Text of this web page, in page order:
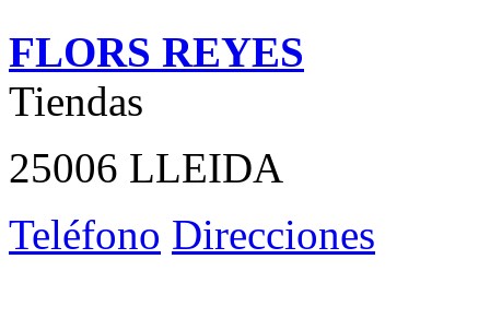
FLORS REYES
Tiendas
25006 LLEIDA
Teléfono Direcciones